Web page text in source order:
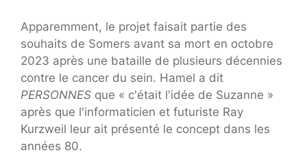
Apparemment, le projet faisait partie des
souhaits de Somers avant sa mort en octobre
2023 après une bataille de plusieurs décennies
contre le cancer du sein. Hamel a dit
PERSONNES que « c'était l'idée de Suzanne »
après que l'informaticien et futuriste Ray
Kurzweil leur ait présenté le concept dans les
années 80.